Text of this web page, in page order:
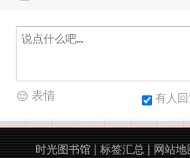
有人
表情
时光图书馆 | 标签汇总 | 网站地